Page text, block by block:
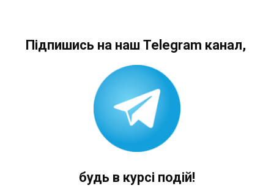
Підпишись на наш Telegram канал,
будь в курсі подій!